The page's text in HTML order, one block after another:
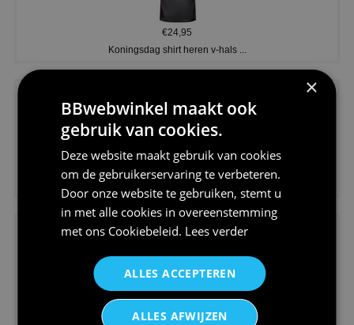
€24,95
Koningsdag shirt heren v-hals ...
€24,95
V-hals shirt rood wit blauw st...
€24,95
I love korfbal t-shirt sport s...
×
BBwebwinkel maakt ook
gebruik van cookies.
Deze website maakt gebruik van cookies
om de gebruikerservaring te verbeteren.
Door onze website te gebruiken, stemt u
in met alle cookies in overeenstemming
met ons Cookiebeleid. Lees verder
ALLES ACCEPTEREN
ALLES AFWIJZEN